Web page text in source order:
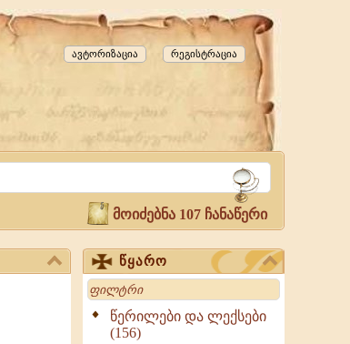
რეგისტრაცია
ავტორიზაცია
მოიძებნა 107 ჩანაწერი
წყარო
Search
წერილები და ლექსები
(156)